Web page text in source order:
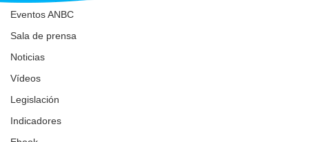
Eventos ANBC
Sala de prensa
Noticias
Vídeos
Legislación
Indicadores